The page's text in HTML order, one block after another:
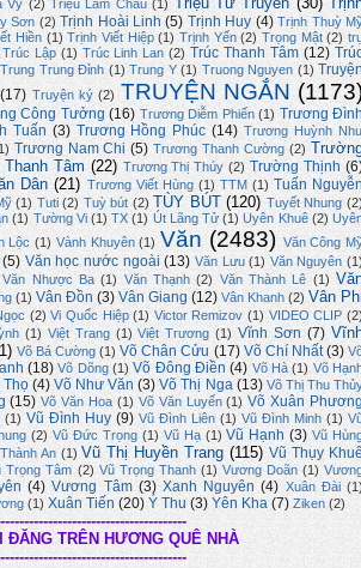
Vỹ (2) Triệu Lam Châu (1)
Sơn (2) Trịnh Hoài Linh (5) Trịnh Huy (4) Trịnh Thuỳ
Hiền (1) Trịnh Viết Hiệp (1) Trịnh Yến (2) Trọng Mật (2)
Trúc Lập (1) Trúc Linh Lan (2) Trúc Thanh Tâm (12)
Trung Trung Đỉnh (1) Trung Y (1) Truong Nguyen (1)
(17) Truyện ký (2) TRUYỆN NGẮN
Công Tưởng (16) Trương Diễm Phiến (1) Trương
Tuấn (3) Trương Hồng Phúc (14) Trương Huỳnh
Trương Nam Chi (5) Trương Thanh Cường (2)
Tâm (22) Trương Thị Thúy (2) Trường Thịnh
Dân (21) Trương Viết Hùng (1) TTM (1) Tuấn
(1) Tuti (2) Tuỳ bút (2) TÙY BÚT (120) Tuyết Nhung
(1) Tường Vi (1) TX (1) Út Lãng Tử (1) Uyên Khuê (2)
Lộc (1) Vành Khuyên (1) Văn (2483) Văn Công
(5) Văn học nước ngoài (13) Văn Lưu (1) Văn Nguyên
Văn Nhược Ba (1) Văn Thạnh (2) Văn Thành Lê (1)
(1) Vân Đồn (3) Vân Giang (12) Vân Khanh (2) Vân
(2) Vi Quốc Hiệp (1) Victor Remizov (1) VIDEO CLIP
(1) Việt Trang (1) Việt Trương (1) Vĩnh Sơn (7)
Võ Bá Cường (1) Võ Chân Cửu (17) Võ Chí Nhất (3)
(18) Võ Dõng (1) Võ Đông Điền (4) Võ Hà (1) Võ
Thọ (4) Võ Như Văn (3) Võ Thị Nga (13) Võ Thị Thu
(15) Võ Văn Hoa (1) Võ Văn Luyến (1) Võ Xuân
(1) Vũ Đình Huy (9) Vũ Đình Liên (1) Vũ Đình Minh (1)
(2) Vũ Đức Trọng (1) Vũ Hạ (1) Vũ Hạnh (3) Vũ
An (1) Vũ Thị Huyền Trang (115) Vũ Thụy
Trọng Tâm (2) Vũ Trọng Thanh (1) Vương Doãn (1)
(4) Vương Tâm (3) Xanh Nguyên (4) Xuân Đài
(1) Xuân Tiến (20) Ý Thu (3) Yên Kha (7) Ziken (2)
ĐĂNG TRÊN HƯƠNG QUÊ NHÀ